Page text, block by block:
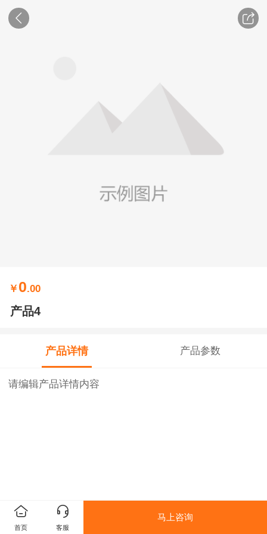
￥ 0.00
产品4
产品详情 产品参数
请编辑产品详情内容
首页 客服
马上咨询